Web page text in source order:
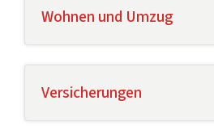
Wohnen und Umzug
Versicherungen